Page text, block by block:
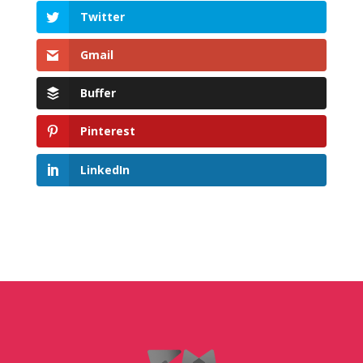
Twitter
Gmail
Buffer
Pinterest
LinkedIn